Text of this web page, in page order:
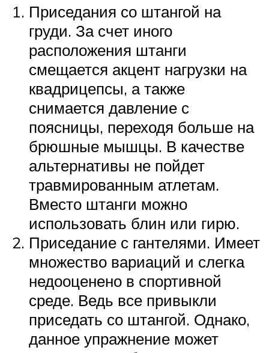
Приседания со штангой на
груди. За счет иного
расположения штанги
смещается акцент нагрузки на
квадрицепсы, а также
снимается давление с
поясницы, переходя больше на
брюшные мышцы. В качестве
альтернативы не пойдет
травмированным атлетам.
Вместо штанги можно
использовать блин или гирю.
Приседание с гантелями. Имеет
множество вариаций и слегка
недооценено в спортивной
среде. Ведь все привыкли
приседать со штангой. Однако,
данное упражнение может